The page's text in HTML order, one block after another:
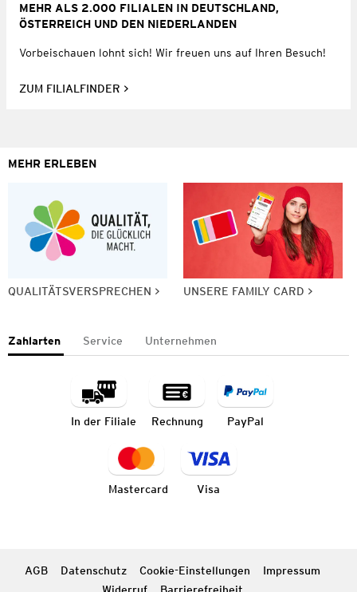
MEHR ALS 2.000 FILIALEN IN DEUTSCHLAND,
ÖSTERREICH UND DEN NIEDERLANDEN
Vorbeischauen lohnt sich! Wir freuen uns auf Ihren Besuch!
ZUM FILIALFINDER
MEHR ERLEBEN
QUALITÄTSVERSPRECHEN UNSERE FAMILY CARD
Zahlarten Service Unternehmen
In der Filiale Rechnung PayPal
Mastercard Visa
AGB Datenschutz Cookie-Einstellungen
Impressum
Widerruf
Barrierefreiheit